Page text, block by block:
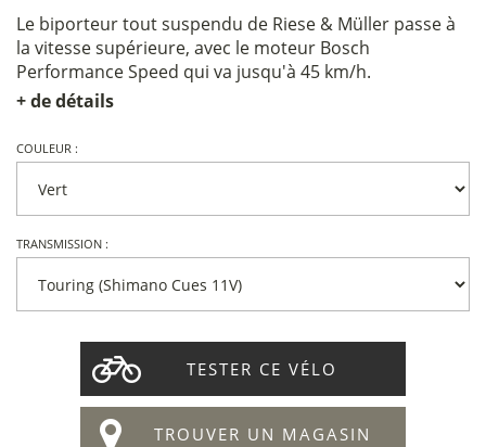
Le biporteur tout suspendu de Riese & Müller passe à
la vitesse supérieure, avec le moteur Bosch
Performance Speed qui va jusqu'à 45 km/h.
+ de détails
COULEUR :
TRANSMISSION :
TESTER CE VÉLO
TROUVER UN MAGASIN